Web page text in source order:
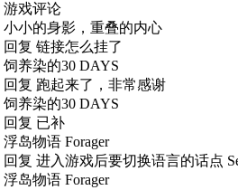
游戏评论
小小的身影，重叠的内心
回复 链接怎么挂了
饲养染的30 DAYS
回复 跑起来了，非常感谢
饲养染的30 DAYS
回复 已补
浮岛物语 Forager
回复 进入游戏后要切换语言的话点
浮岛物语 Forager